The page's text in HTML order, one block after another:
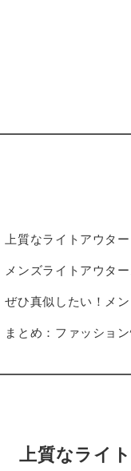
上質なライトアウタ
メンズライトアウタ
ぜひ真似したい！メ
まとめ：ファッショ
上質なライ